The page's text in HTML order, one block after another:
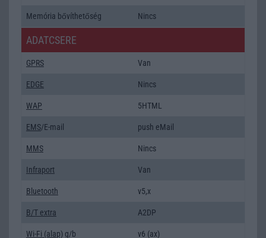
Memória bővíthetőség Nincs
ADATCSERE
GPRS Van
EDGE Nincs
WAP 5HTML
EMS/E-mail push eMail
MMS Nincs
Infraport Van
Bluetooth v5,x
B/T extra A2DP
Wi-Fi (alap) g/b v6 (ax)